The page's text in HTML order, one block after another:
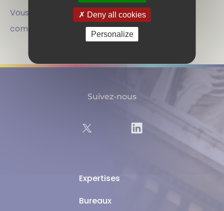
Vous devez vous connecter pour publier un
commentaire.
Expertises
Bureaux
Suivez-nous
Deny all cookies
Personalize